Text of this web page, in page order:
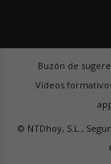
Buzón de
Vídeos
© NTDhoy, S.L.,